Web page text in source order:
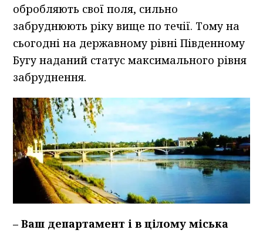
обробляють свої поля, сильно
забруднюють ріку вище по течії. Тому на
сьогодні на державному рівні Південному
Бугу наданий статус максимального рівня
забруднення.
– Ваш департамент і в цілому міська